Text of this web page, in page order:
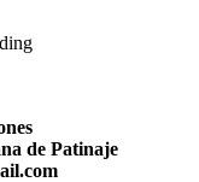
de Patinaje